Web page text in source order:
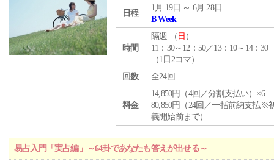
日程
1月 19日 ～ 6月 28日
B Week
時間
隔週 （ 日 ）
11：30～12：50／13：10～14：30
（1日2コマ）
回数
全24回
料金
14,850円（4回／分割支払い）×6
80,850円（24回／一括前納支払※
義開始前まで）
易占入門「実占編」～64卦であなたも答えが出せる～